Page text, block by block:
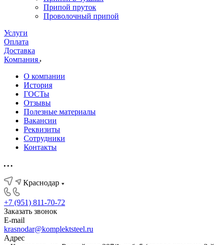
Припой пруток
Проволочный припой
Услуги
Оплата
Доставка
Компания
О компании
История
ГОСТы
Отзывы
Полезные материалы
Вакансии
Реквизиты
Сотрудники
Контакты
Краснодар
+7 (951) 811-70-72
Заказать звонок
E-mail
krasnodar@komplektsteel.ru
Адрес